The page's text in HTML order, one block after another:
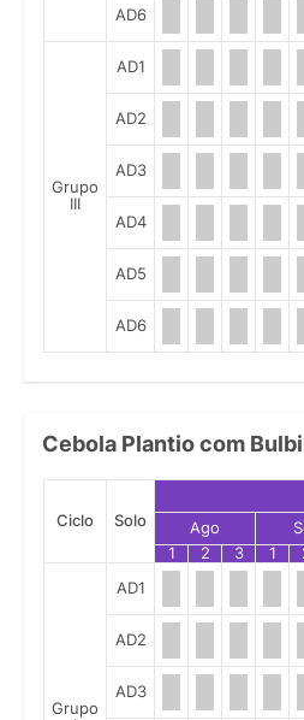
AD6
Grupo
III
AD1
AD2
AD3
AD4
AD5
AD6
Cebola Plantio com
Ciclo Solo Ago
1
2 3 1
Grupo
AD1
AD2
AD3